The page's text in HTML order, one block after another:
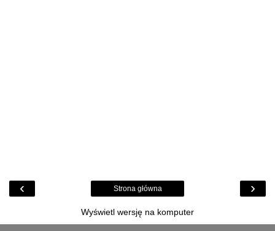
‹ ›
Strona główna
Wyświetl wersję na komputer